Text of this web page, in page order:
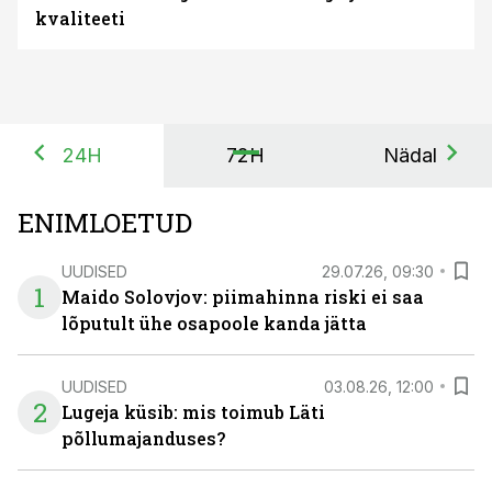
kvaliteeti
24H 72H Nädal
ENIMLOETUD
1
UUDISED 29.07.26, 09:30
Maido Solovjov: piimahinna riski ei saa
lõputult ühe osapoole kanda jätta
2
UUDISED 03.08.26, 12:00
Lugeja küsib: mis toimub Läti
põllumajanduses?